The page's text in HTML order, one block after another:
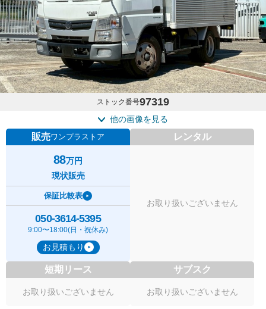
ストック番号97319
他の画像を見る
販売ワンプラストア
88万円
現状販売
保証比較表
050-3614-5395
9:00〜18:00(日・祝休み)
お見積もり
レンタル
お取り扱いございません
短期リース
お取り扱いございません
サブスク
お取り扱いございません